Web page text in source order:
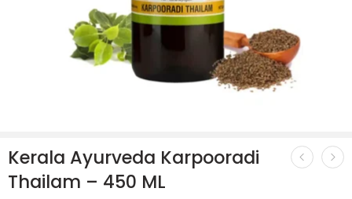
Kerala Ayurveda Karpooradi
Thailam – 450 ML